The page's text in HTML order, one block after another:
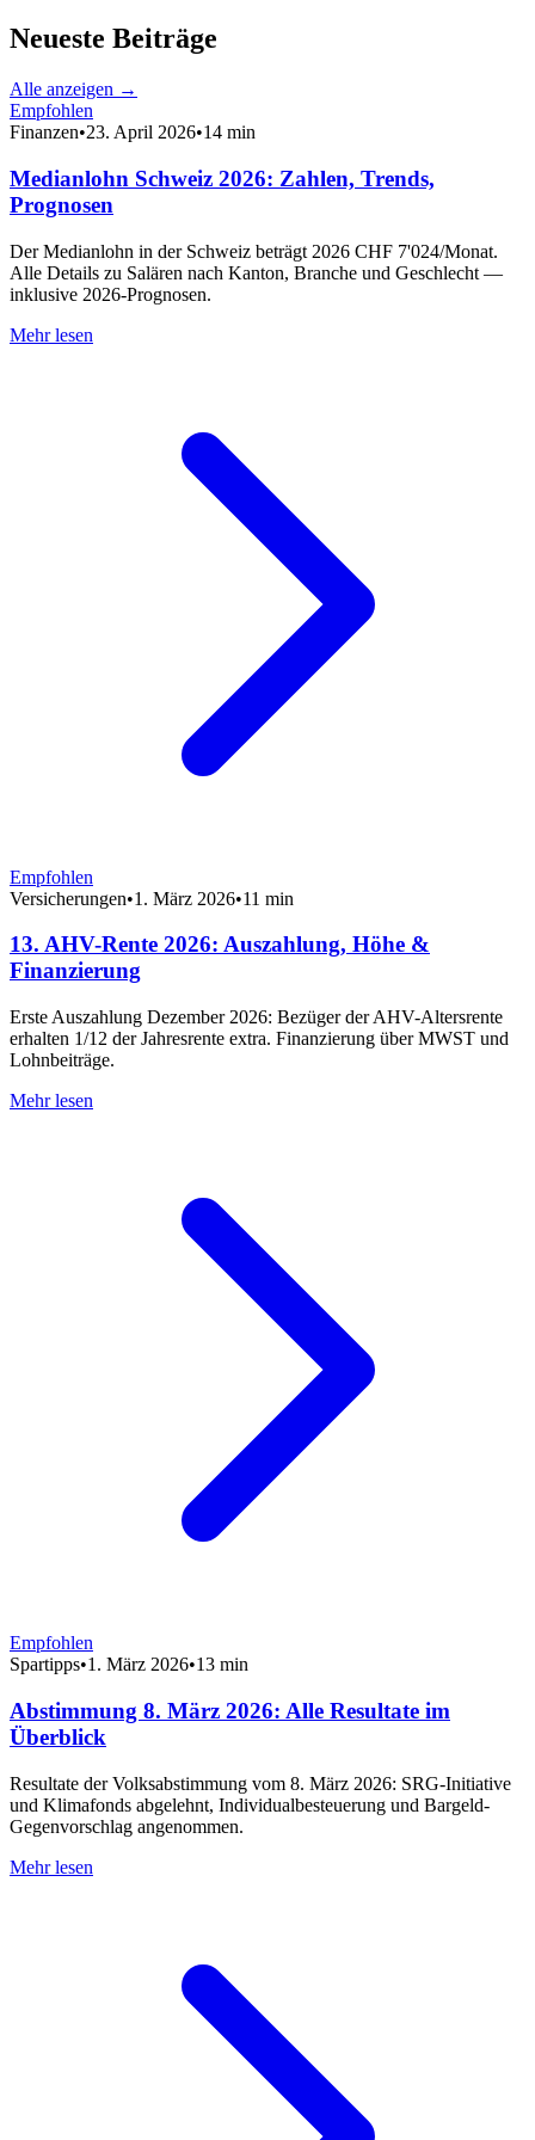
Neueste Beiträge
Alle anzeigen →
Empfohlen
Finanzen•23. April 2026•14 min
Medianlohn Schweiz 2026: Zahlen, Trends,
Prognosen
Der Medianlohn in der Schweiz beträgt 2026 CHF 7'024/Monat.
Alle Details zu Salären nach Kanton, Branche und Geschlecht —
inklusive 2026-Prognosen.
Mehr lesen
Empfohlen
Versicherungen•1. März 2026•11 min
13. AHV-Rente 2026: Auszahlung, Höhe &
Finanzierung
Erste Auszahlung Dezember 2026: Bezüger der AHV-Altersrente
erhalten 1/12 der Jahresrente extra. Finanzierung über MWST und
Lohnbeiträge.
Mehr lesen
Empfohlen
Spartipps•1. März 2026•13 min
Abstimmung 8. März 2026: Alle Resultate im
Überblick
Resultate der Volksabstimmung vom 8. März 2026: SRG-Initiative
und Klimafonds abgelehnt, Individualbesteuerung und Bargeld-
Gegenvorschlag angenommen.
Mehr lesen